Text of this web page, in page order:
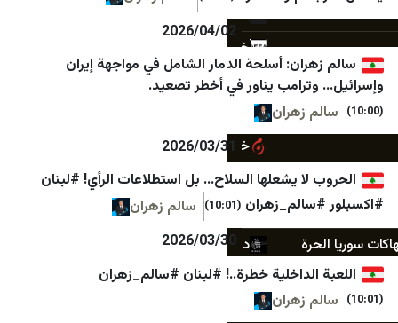
خبرگزاری دانشجو
خبرگزاری دفاع مقدس
خبرگزاری رسا
خبرگزاری موج
خبرگزاری میزان
خبرگزاری ورزش ایران
درباره پیشخوان
دیپلماسی ایرانی
رادیو فردا
روزنامه آرمان امروز
وكالة صدى نيوز
مكان
Times of Israel
Israel365News
2026/04/02
أسلحة الدمار الشامل في مواجهة إيران
يناور في أخطر تصعيد.
زهران
2026/03/31
يشعلها السلاح… بل استطلاعات الرأي! #لبنان
(10:01)
سالم زهران
2026/03/30
خطرة..! #لبنان #سالم_زهران
زهران